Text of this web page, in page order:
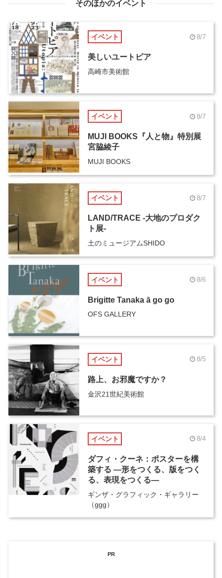
そのほかのイベント
イベント 8/7
美しいユートピア
高崎市美術館
イベント 8/7
MUJI BOOKS『人と物』特別展
宮脇綾子
MUJI BOOKS
イベント 8/7
LAND/TRACE -大地のプロダク
ト展-
土のミュージアムSHIDO
イベント 8/6
Brigitte Tanaka ā go go
OFS GALLERY
イベント 8/5
路上、お邪魔ですか？
金沢21世紀美術館
イベント 8/4
ダフィ・クーネ：ポスターを構
築する ―形をつくる、版をつく
る、表現をつくる―
ギンザ・グラフィック・ギャラリー
（ggg）
PR